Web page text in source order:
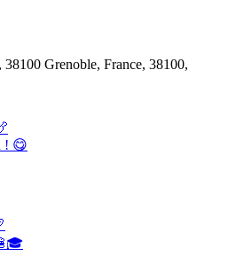
Grenoble, France, 38100,
! 😋